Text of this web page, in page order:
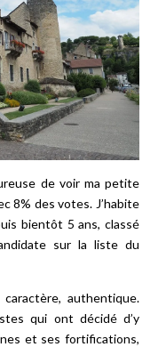
de voir ma petite
8% des votes. J’habite
bientôt 5 ans, classé
sur la liste du
authentique.
qui ont décidé d’y
et ses fortifications,